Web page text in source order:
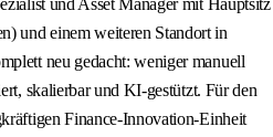
und Asset Manager mit Hauptsitz
und einem weiteren Standort in
neu gedacht: weniger manuell
skalierbar und KI-gestützt. Für den
Finance-Innovation-Einheit